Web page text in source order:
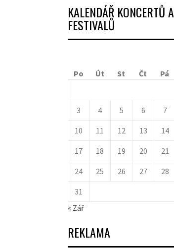
KALENDÁŘ KONCERTŮ A
FESTIVALŮ
Po
Út St Čt Pá
3 4 5 6 7
10 11 12 13 14
17 18 19 20 21
24 25 26 27 28
31
« Zář
REKLAMA